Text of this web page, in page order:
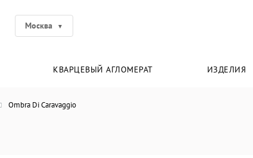
Москва
КВАРЦЕВЫЙ АГЛОМЕРАТ ИЗДЕЛИЯ
Ombra Di Caravaggio